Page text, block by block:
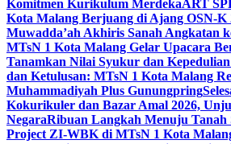
Komitmen Kurikulum MerdekaART
Kota Malang Berjuang di Ajang OSN-K
Muwadda’ah Akhiris Sanah Angkatan
MTsN 1 Kota Malang Gelar Upacara
Tanamkan Nilai Syukur dan Kepedulian
dan Ketulusan: MTsN 1 Kota Malang
Muhammadiyah Plus Gunungpring
Kokurikuler dan Bazar Amal 2026,
NegaraRibuan Langkah Menuju Tanah
Project ZI-WBK di MTsN 1 Kota